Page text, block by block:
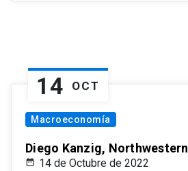
14 OCT
Macroeconomía
Diego Kanzig, Northwestern
14 de Octubre de 2022